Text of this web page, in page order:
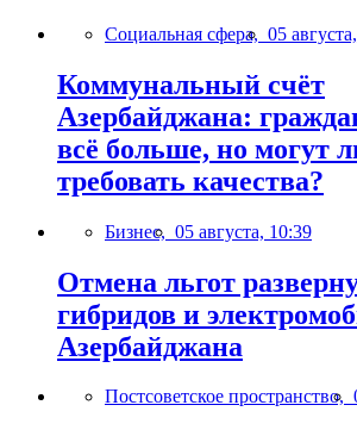
Социальная сфера, 05
Коммунальный счёт
Азербайджана:
всё больше, но могут
требовать качества?
Бизнес, 05 августа, 10:39
Отмена льгот
гибридов и
Азербайджана
Постсоветское пространство,